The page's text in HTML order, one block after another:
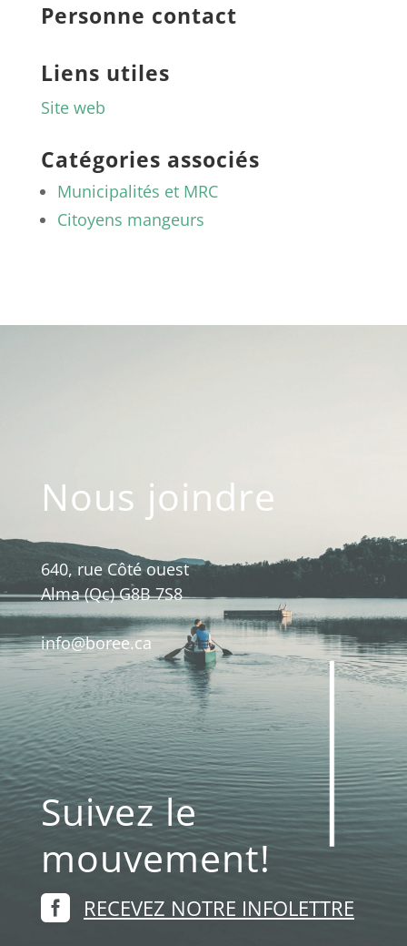
Personne contact
Liens utiles
Site web
Catégories associés
Municipalités et MRC
Citoyens mangeurs
Nous joindre
640, rue Côté ouest
Alma (Qc) G8B 7S8
info@boree.ca
Suivez le
mouvement!
 RECEVEZ NOTRE INFOLETTRE